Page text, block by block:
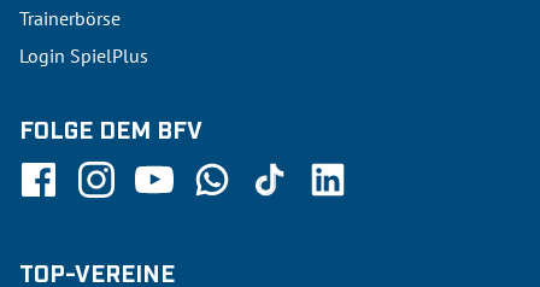
Trainerbörse
Login SpielPlus
FOLGE DEM BFV
TOP-VEREINE